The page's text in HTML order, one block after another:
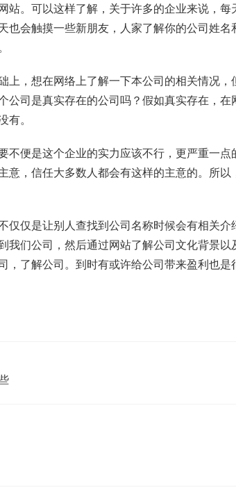
站。可以这样了解，关于许多的企业来说，
也会触摸一些新朋友，人家了解你的公司姓
上，想在网络上了解一下本公司的相关情况，
公司是真实存在的公司吗？假如真实存在，
有。
不便是这个企业的实力应该不行，更严重一
意，信任大多数人都会有这样的主意的。所
仅仅是让别人查找到公司名称时候会有相关
我们公司，然后通过网站了解公司文化背景
，了解公司。到时有或许给公司带来盈利也是